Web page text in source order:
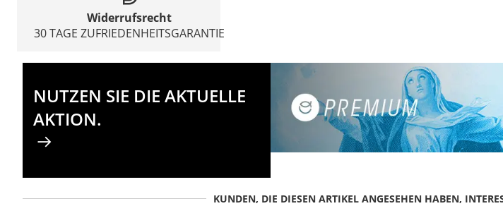
Widerrufsrecht
30 TAGE ZUFRIEDENHEITSGARANTIE
NUTZEN SIE DIE AKTUELLE
AKTION.
KUNDEN, DIE DIESEN ARTIKEL ANGESEHEN HABEN,